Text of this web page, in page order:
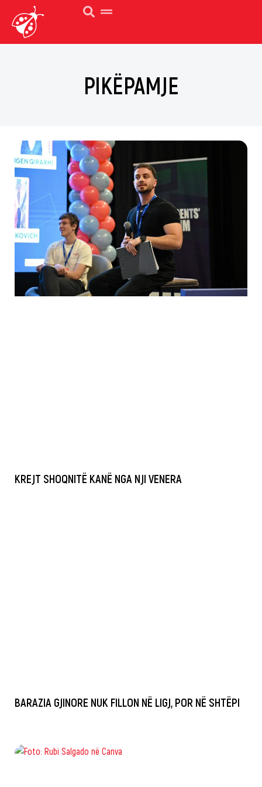
PIKËPAMJE
KREJT SHOQNITË KANË NGA NJI VENERA
BARAZIA GJINORE NUK FILLON NË LIGJ, POR NË SHTËPI